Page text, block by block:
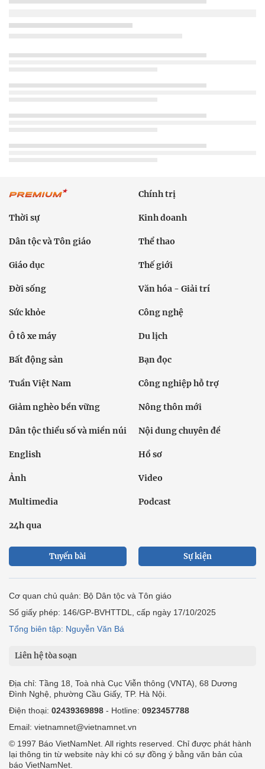
Chính trị
Thời sự Kinh doanh
Dân tộc và Tôn giáo Thể thao
Giáo dục Thế giới
Đời sống Văn hóa - Giải trí
Sức khỏe Công nghệ
Ô tô xe máy Du lịch
Bất động sản Bạn đọc
Tuần Việt Nam Công nghiệp hỗ trợ
Giảm nghèo bền vững Nông thôn mới
Dân tộc thiểu số và miền núi Nội dung chuyên đề
English Hồ sơ
Ảnh Video
Multimedia Podcast
24h qua
Tuyến bài Sự kiện
Cơ quan chủ quản: Bộ Dân tộc và Tôn giáo
Số giấy phép: 146/GP-BVHTTDL, cấp ngày 17/10/2025
Tổng biên tập: Nguyễn Văn Bá
Liên hệ tòa soạn
Địa chỉ: Tầng 18, Toà nhà Cục Viễn thông (VNTA), 68 Dương
Đình Nghệ, phường Cầu Giấy, TP. Hà Nội.
Điện thoại: 02439369898 - Hotline: 0923457788
Email: vietnamnet@vietnamnet.vn
© 1997 Báo VietNamNet. All rights reserved. Chỉ được phát hành
lại thông tin từ website này khi có sự đồng ý bằng văn bản của
báo VietNamNet.